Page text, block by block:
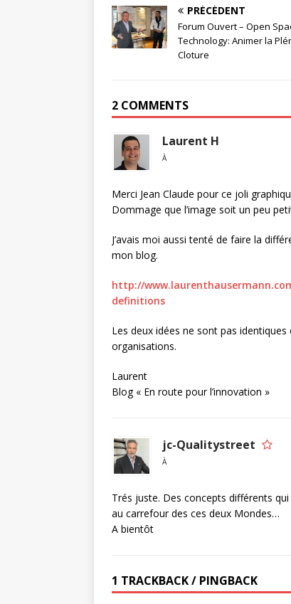
PRÉCÉDENT
Forum Ouvert – Open
Technology: Animer la
Cloture
2 COMMENTS
Laurent H
À
Merci Jean Claude pour ce joli
Dommage que l’image soit un peu
J’avais moi aussi tenté de faire la
mon blog.
http://
definitions
Les deux idées ne sont pas
organisations.
Laurent
Blog « En route pour l’innovation »
jc-Qualitystreet
À
Trés juste. Des concepts différents
au carrefour des ces deux Mondes…
A bientôt
1 TRACKBACK / PINGBACK